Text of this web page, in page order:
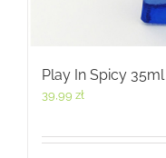
Play In Spicy 35ml
39,99 zł